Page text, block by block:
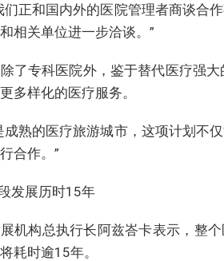
们正和国内外的医院管理者商谈合
相关单位进一步洽谈。”
了专科医院外，鉴于替代医疗强
多样化的医疗服务。
成熟的医疗旅游城市，这项计划不
合作。”
发展历时15年
机构总执行长阿兹峇卡表示，整
耗时逾15年。